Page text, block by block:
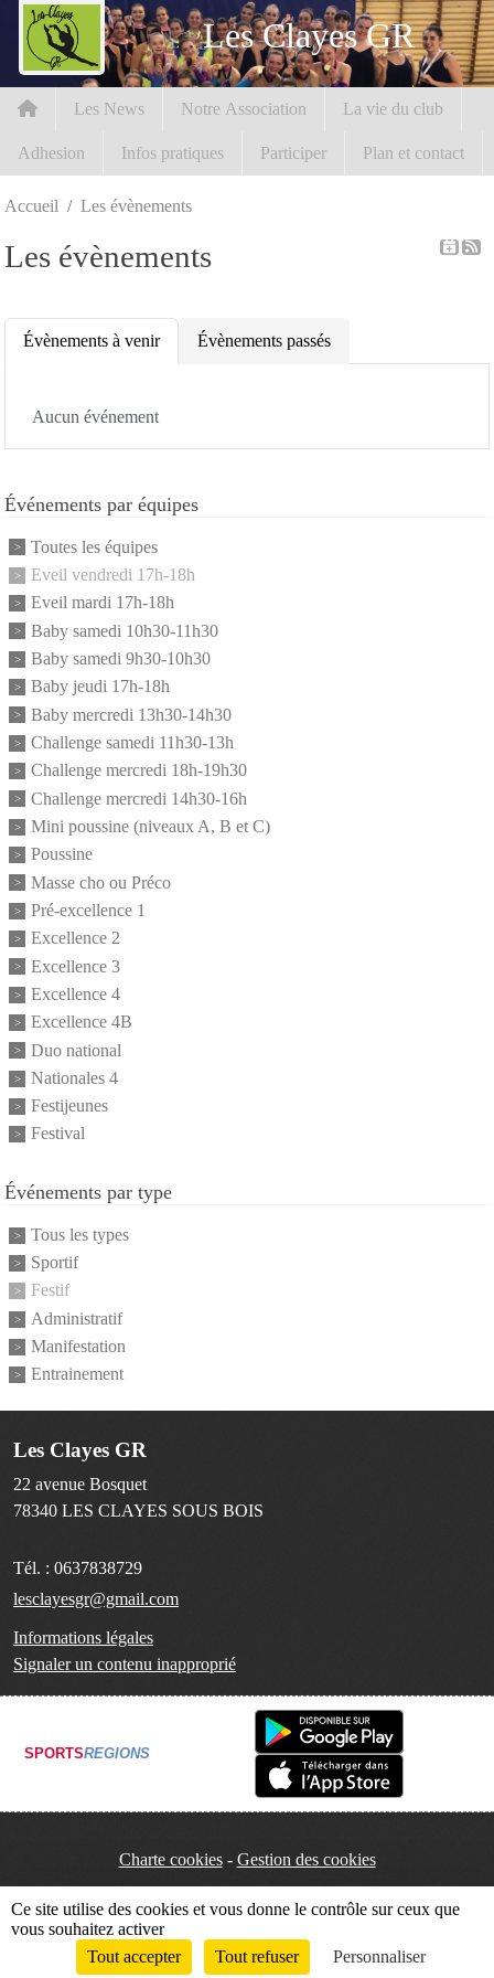
Les Clayes GR
Les News Notre Association La vie du club
Adhesion Infos pratiques Participer Plan et contact
Accueil Les évènements
Les évènements
Évènements à venir Évènements passés
Aucun événement
Événements par équipes
Toutes les équipes
Eveil vendredi 17h-18h
Eveil mardi 17h-18h
Baby samedi 10h30-11h30
Baby samedi 9h30-10h30
Baby jeudi 17h-18h
Baby mercredi 13h30-14h30
Challenge samedi 11h30-13h
Challenge mercredi 18h-19h30
Challenge mercredi 14h30-16h
Mini poussine (niveaux A, B et C)
Poussine
Masse cho ou Préco
Pré-excellence 1
Excellence 2
Excellence 3
Excellence 4
Excellence 4B
Duo national
Nationales 4
Festijeunes
Festival
Événements par type
Tous les types
Sportif
Festif
Administratif
Manifestation
Entrainement
Les Clayes GR
22 avenue Bosquet
78340 LES CLAYES SOUS BOIS
Tél. : 0637838729
lesclayesgr@gmail.com
Informations légales
Signaler un contenu inapproprié
SPORTSREGIONS
Charte cookies Gestion des cookies
Envie de participer ? Connexion
Panneau de gestion des cookies
Ce site utilise des cookies et vous donne le contrôle sur ceux que
vous souhaitez activer
Tout accepter
Tout refuser Personnaliser